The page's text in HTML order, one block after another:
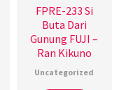
FPRE-233 Si
Buta Dari
Gunung FUJI –
Ran Kikuno
Uncategorized